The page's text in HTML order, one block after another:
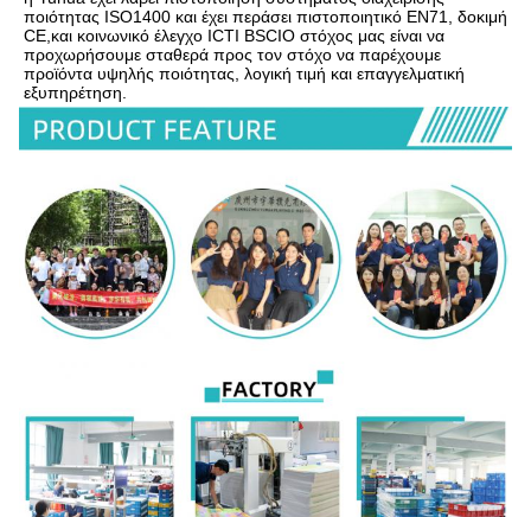
ποιότητας ISO1400 και έχει περάσει πιστοποιητικό EN71, δοκιμή
CE,και κοινωνικό έλεγχο ICTI BSCIΟ στόχος μας είναι να
προχωρήσουμε σταθερά προς τον στόχο να παρέχουμε
προϊόντα υψηλής ποιότητας, λογική τιμή και επαγγελματική
εξυπηρέτηση.